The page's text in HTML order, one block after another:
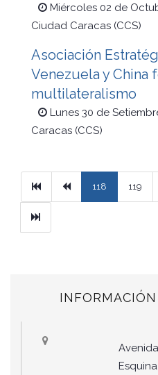
Miércoles 02 de
Ciudad Caracas (CCS)
Asociación
Venezuela y China
multilateralismo
Lunes 30 de
Caracas (CCS)
PrimeraPrevious
118 119
Ultimo